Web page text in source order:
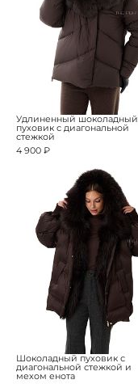
Удлиненный шоколадный
пуховик с диагональной
стежкой
4 900 ₽
Шоколадный пуховик с
диагональной стежкой и
мехом енота